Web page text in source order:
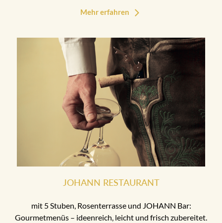
Mehr erfahren
JOHANN RESTAURANT
mit 5 Stuben, Rosenterrasse und JOHANN Bar:
Gourmetmenüs – ideenreich, leicht und frisch zubereitet.